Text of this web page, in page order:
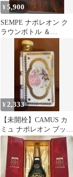
¥5,900
SEMPE ナポレオン ク
ラウンボトル ＆
NAPOLEON SOARER 2
¥ 2,333
【未開栓】CAMUS カ
ミュ ナポレオン ブック
コニャック 陶器 天使
の戯れ